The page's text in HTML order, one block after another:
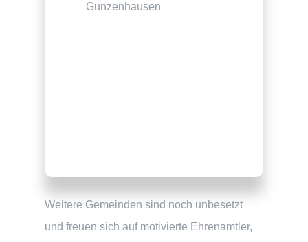
Gunzenhausen
Weitere Gemeinden sind noch unbesetzt
und freuen sich auf motivierte Ehrenamtler,